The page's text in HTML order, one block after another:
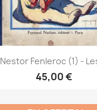
Nestor Fenleroc (1) -
45,00 €